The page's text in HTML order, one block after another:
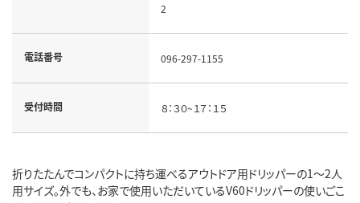
2
電話番号 096-297-1155
受付時間 ８：３０~１７：１５
折りたたんでコンパクトに持ち運べるアウトドア用ドリッパーの1～2人
用サイズ。外でも、お家で使用いただいているV60ドリッパーの使いごこ